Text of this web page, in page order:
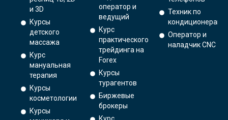
и 3D
Курсы
детского
массажа
Курс
мануальная
терапия
Курсы
косметологии
Курсы
оператор и
ведущий
Курс
практического
трейдинга на
Forex
Курсы
турагентов
Биржевые
брокеры
Техник по
кондиционерам
Оператор и
наладчик CNC